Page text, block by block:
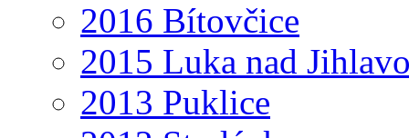
2016 Bítovčice
2015 Luka nad
2013 Puklice